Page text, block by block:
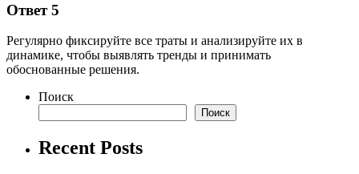
Ответ 5
Регулярно фиксируйте все траты и анализируйте их в
динамике, чтобы выявлять тренды и принимать
обоснованные решения.
Поиск
Поиск
Recent Posts